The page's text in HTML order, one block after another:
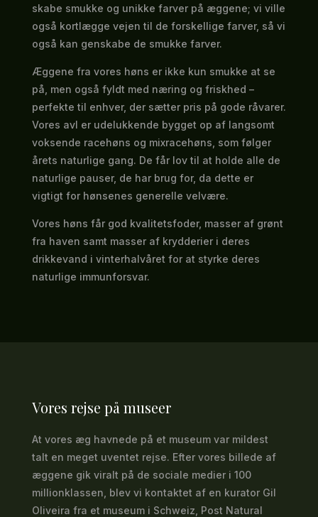
skabe smukke og unikke farver på æggene; vi ville
også kortlægge vejen til de forskellige farver, så vi
også kan genskabe de smukke farver.
Æggene fra vores høns er ikke kun smukke at se
på, men også fyldt med næring og friskhed –
perfekte til enhver, der sætter pris på gode råvarer.
Vores avl er udelukkende bygget op af langsomt
voksende racehøns og mixracehøns, som følger
årets naturlige gang. De får lov til at holde alle de
naturlige pauser, de har brug for, da dette er
vigtigt for hønsenes generelle velvære.
Vores høns får god kvalitetsfoder, masser af grønt
fra haven samt masser af krydderier i deres
drikkevand i vinterhalvåret for at styrke deres
naturlige immunforsvar.
Vores rejse på museer
At vores æg havnede på et museum var mildest
talt en meget uventet rejse. Efter vores billede af
æggene gik viralt på de sociale medier i 100
millionklassen, blev vi kontaktet af en kurator Gil
Oliveira fra et museum i Schweiz, Post Natural